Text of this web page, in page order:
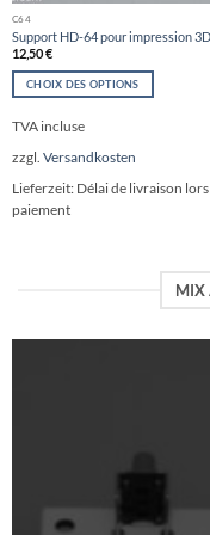
C64
Support HD-64 pour impression 3D
12,50€
CHOIX DES OPTIONS
produit
plusieurs
variations.
Les
TVA incluse
zzgl. Versandkosten
Lieferzeit: Délai de livraison
paiement
MIX